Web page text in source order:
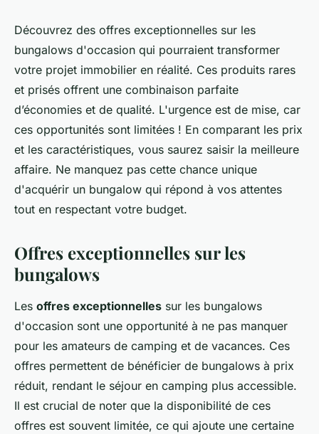
Bungalow occasion : offre
exceptionnelle à ne pas
manquer !
Lou•15 octobre 2024•5 min de lecture
Découvrez des offres exceptionnelles sur les
bungalows d'occasion qui pourraient transformer
votre projet immobilier en réalité. Ces produits rares
et prisés offrent une combinaison parfaite
d’économies et de qualité. L'urgence est de mise, car
ces opportunités sont limitées ! En comparant les prix
et les caractéristiques, vous saurez saisir la meilleure
affaire. Ne manquez pas cette chance unique
d'acquérir un bungalow qui répond à vos attentes
tout en respectant votre budget.
Offres exceptionnelles sur les
bungalows
Les offres exceptionnelles sur les bungalows
d'occasion sont une opportunité à ne pas manquer
pour les amateurs de camping et de vacances. Ces
offres permettent de bénéficier de bungalows à prix
réduit, rendant le séjour en camping plus accessible.
Il est crucial de noter que la disponibilité de ces
offres est souvent limitée, ce qui ajoute une certaine